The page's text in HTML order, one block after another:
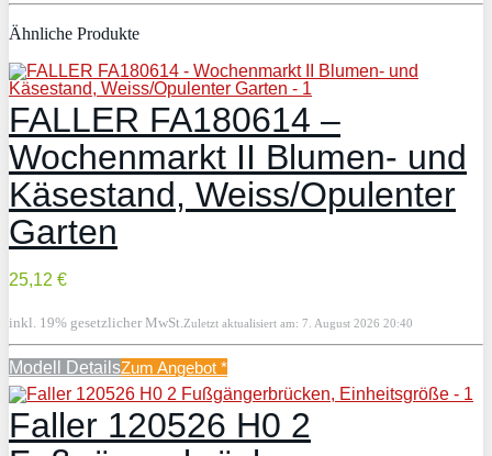
Ähnliche Produkte
FALLER FA180614 –
Wochenmarkt II Blumen- und
Käsestand, Weiss/Opulenter
Garten
25,12 €
inkl. 19% gesetzlicher MwSt. Zuletzt aktualisiert am: 7. August 2026 20:40
Modell DetailsZum Angebot *
Faller 120526 H0 2